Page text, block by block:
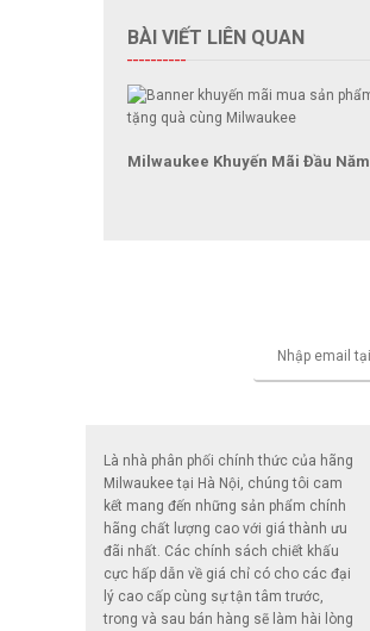
BÀI VIẾT LIÊN QUAN
Milwaukee Khuyến Mãi Đầu Năm
Là nhà phân phối chính thức của hãng
Milwaukee tại Hà Nội, chúng tôi cam
kết mang đến những sản phẩm chính
hãng chất lượng cao với giá thành ưu
đãi nhất. Các chính sách chiết khấu
cực hấp dẫn về giá chỉ có cho các đại
lý cao cấp cùng sự tận tâm trước,
trong và sau bán hàng sẽ làm hài lòng